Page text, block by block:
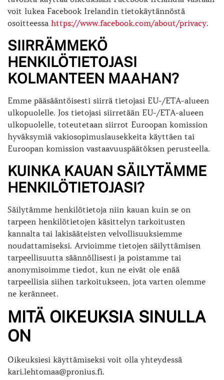
voit lukea Facebook Irelandin tietokäytännöstä
osoitteessa https://www.facebook.com/about/privacy.
SIIRRÄMMEKÖ
HENKILÖTIETOJASI
KOLMANTEEN MAAHAN?
Emme pääsääntöisesti siirrä tietojasi EU-/ETA-alueen
ulkopuolelle. Jos tietojasi siirretään EU-/ETA-alueen
ulkopuolelle, toteutetaan siirrot Euroopan komission
hyväksymiä vakiosopimuslausekkeita käyttäen tai
Euroopan komission vastaavuuspäätöksen perusteella.
KUINKA KAUAN SÄILYTÄMME
HENKILÖTIETOJASI?
Säilytämme henkilötietoja niin kauan kuin se on
tarpeen henkilötietojen käsittelyn tarkoitusten
kannalta tai lakisääteisten velvollisuuksiemme
noudattamiseksi. Arvioimme tietojen säilyttämisen
tarpeellisuutta säännöllisesti ja poistamme tai
anonymisoimme tiedot, kun ne eivät ole enää
tarpeellisia siihen tarkoitukseen, jota varten olemme
ne keränneet.
MITÄ OIKEUKSIA SINULLA
ON
Oikeuksiesi käyttämiseksi voit olla yhteydessä
kari.lehtomaa@pronius.fi.